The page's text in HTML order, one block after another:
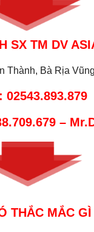
SX TM DV
Thành, Bà Rịa
02543.893.879
–
THẮC MẮC